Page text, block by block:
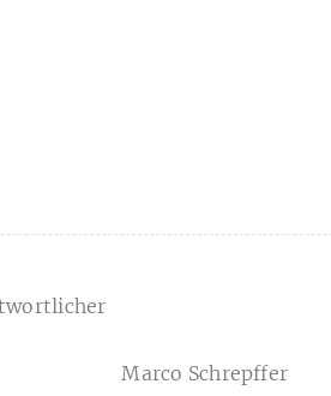
Marco Schrepffer